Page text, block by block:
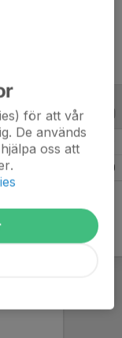
0
0
för att vår
De används
oss att